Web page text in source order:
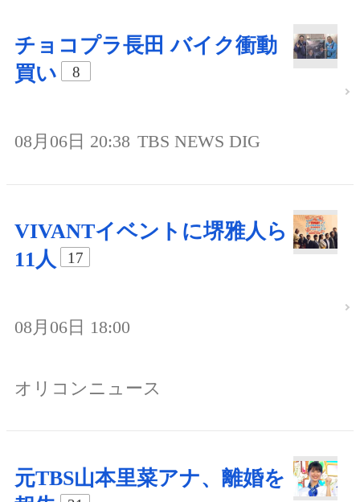
チョコプラ長田 バイク衝動
買い
8
08月06日 20:38 TBS NEWS DIG
VIVANTイベントに堺雅人ら
11人
17
08月06日 18:00
オリコンニュース
元TBS山本里菜アナ、離婚を